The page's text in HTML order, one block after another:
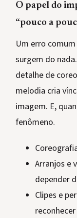
O papel do
“pouco a
Um erro
surgem do
detalhe de
melodia cria
imagem. E,
fenômeno.
Arranjos e
depender
Clipes e